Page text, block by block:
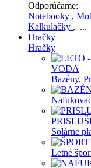
Odporúčame:
Notebooky ,
Kalkulačky , ...
Hračky
Hračky
VODA
Bazény,
Solárne
Letné